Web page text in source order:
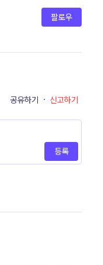
팔로우
공유하기 · 신고하기
등록